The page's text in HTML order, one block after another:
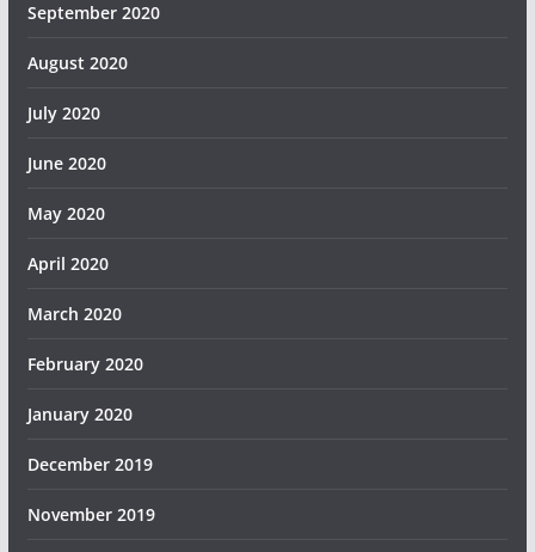
September 2020
August 2020
July 2020
June 2020
May 2020
April 2020
March 2020
February 2020
January 2020
December 2019
November 2019